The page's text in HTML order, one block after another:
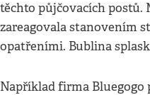
těchto půjčovacích postů.
zareagovala stanovením
opatřeními. Bublina
Například firma